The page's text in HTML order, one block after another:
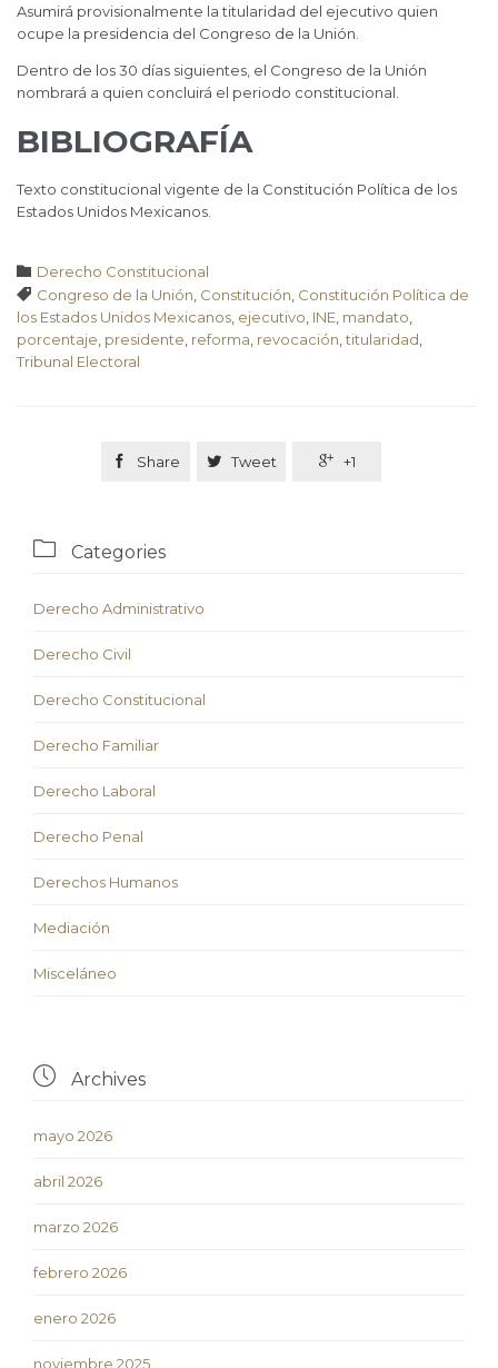
Asumirá provisionalmente la titularidad del ejecutivo quien
ocupe la presidencia del Congreso de la Unión.
Dentro de los 30 días siguientes, el Congreso de la Unión
nombrará a quien concluirá el periodo constitucional.
BIBLIOGRAFÍA
Texto constitucional vigente de la Constitución Política de los
Estados Unidos Mexicanos.
 Category
Derecho Constitucional
 Tags
Congreso de la Unión, Constitución, Constitución Política de
los Estados Unidos Mexicanos, ejecutivo, INE, mandato,
porcentaje, presidente, reforma, revocación,titularidad,
Tribunal Electoral
 Share  Tweet  +1
 Categories
Derecho Administrativo
Derecho Civil
Derecho Constitucional
Derecho Familiar
Derecho Laboral
Derecho Penal
Derechos Humanos
Mediación
Misceláneo
 Archives
mayo 2026
abril 2026
marzo 2026
febrero 2026
enero 2026
noviembre 2025